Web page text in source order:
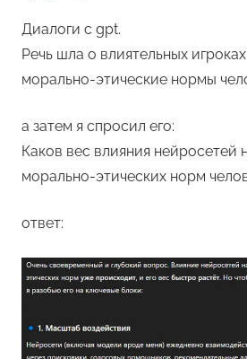
Диалоги с gpt.
Речь шла о влиятельных
морально-этические нормы
а затем я спросил его:
Каков вес влияния
морально-этических норм
ответ: